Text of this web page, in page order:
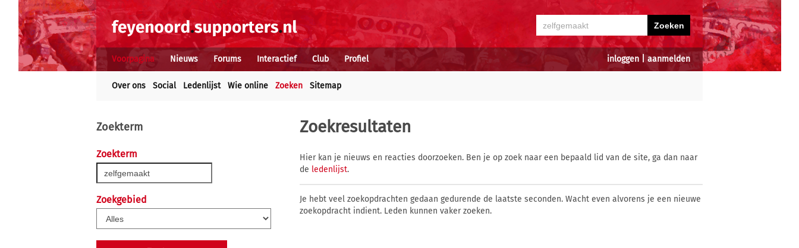
inloggen aanmelden
Voorpagina Nieuws Forums Interactief Club Profiel
Over ons Social Ledenlijst Wie online Zoeken Sitemap
Zoekterm
Zoekterm
Zoekgebied
Zoekresultaten
Hier kan je nieuws en reacties doorzoeken. Ben je op zoek naar een bepaald lid van de site, ga dan naar
de ledenlijst.
Je hebt veel zoekopdrachten gedaan gedurende de laatste seconden. Wacht even alvorens je een nieuwe
zoekopdracht indient. Leden kunnen vaker zoeken.